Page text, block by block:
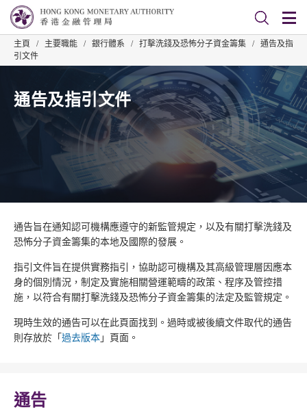
主頁 / 主要職能 / 銀行體系 / 打擊洗錢及恐怖分子資金籌集 /
通告及指
引文件
通告及指引文件
通告旨在通知認可機構應遵守的新監管規定，以及有關打擊洗錢及
恐怖分子資金籌集的本地及國際的發展。
指引文件旨在提供實務指引，協助認可機構及其高級管理層因應本
身的個別情況，制定及實施相關營運範疇的政策、程序及管控措
施，以符合有關打擊洗錢及恐怖分子資金籌集的法定及監管規定。
現時生效的通告可以在此頁面找到。過時或被後續文件取代的通告
則存放於「 過去版本 」頁面。
通告